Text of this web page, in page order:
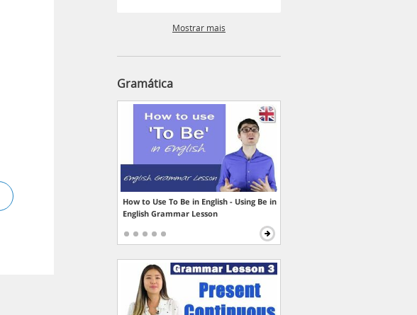
Mostrar mais
Gramática
How to Use To Be in English - Using Be in
English Grammar Lesson